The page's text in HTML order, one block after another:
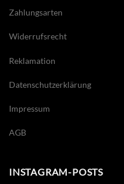
Zahlungsarten
Widerrufsrecht
Reklamation
Datenschutzerklärung
Impressum
AGB
INSTAGRAM-POSTS